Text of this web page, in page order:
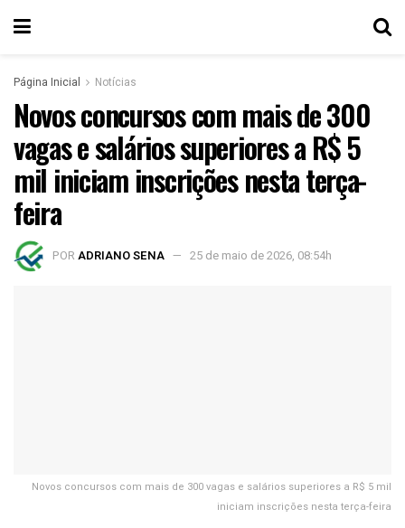
Página Inicial Notícias
Novos concursos com mais de 300
vagas e salários superiores a R$ 5
mil iniciam inscrições nesta terça-
feira
POR ADRIANO SENA 25 de maio de 2026, 08:54h
Novos concursos com mais de 300 vagas e salários superiores a R$ 5 mil
iniciam inscrições nesta terça-feira